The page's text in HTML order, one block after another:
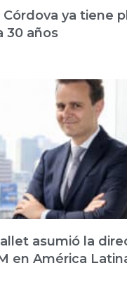
Córdova ya tiene
30 años
asumió la
en América